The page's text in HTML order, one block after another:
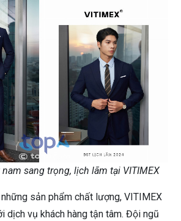
sang trọng, lịch lãm tại VITIMEX
sản phẩm chất lượng, VITIMEX
dịch vụ khách hàng tận tâm. Đội ngũ